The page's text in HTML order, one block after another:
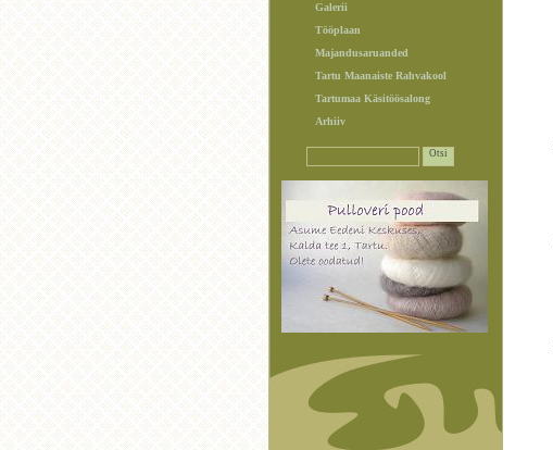
Galerii
Tööplaan
Majandusaruanded
Tartu Maanaiste Rahvakool
Tartumaa Käsitöösalong
Arhiiv